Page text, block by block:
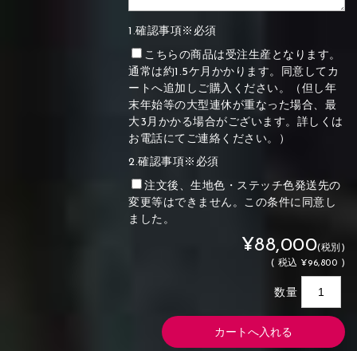
1.確認事項※必須
こちらの商品は受注生産となります。
通常は約1.5ケ月かかります。同意してカ
ートへ追加しご購入ください。（但し年
末年始等の大型連休が重なった場合、最
大3月かかる場合がございます。詳しくは
お電話にてご連絡ください。）
2.確認事項※必須
注文後、生地色・ステッチ色発送先の
変更等はできません。この条件に同意し
ました。
¥88,000(税別)
( 税込 ¥96,800 )
数量